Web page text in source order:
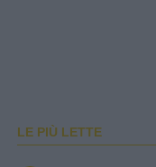
LE PIÙ LETTE